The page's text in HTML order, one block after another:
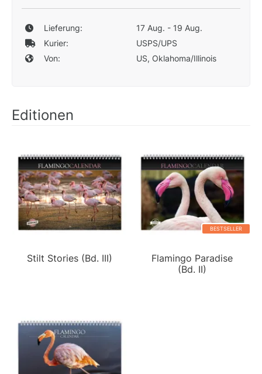
Lieferung:
17 Aug. - 19 Aug.
Kurier:
USPS/UPS
Von:
US, Oklahoma/Illinois
Editionen
Stilt Stories (Bd. III)
BESTSELLER
Flamingo Paradise
(Bd. II)